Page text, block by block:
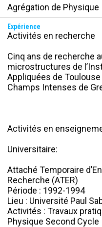
Expérience
Activités en recherche
Cinq ans de recherche
microstructures de
Appliquées de
Champs Intenses de
Activités en
Universitaire:
Attaché Temporaire
Recherche (ATER)
Période : 1992-1994
Lieu : Université Paul
Activités : Travaux
Physique Second Cycle